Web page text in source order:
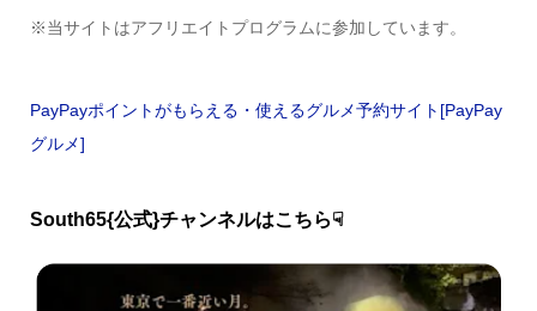
※当サイトはアフリエイトプログラムに参加しています。
PayPayポイントがもらえる・使えるグルメ予約サイト[PayPay
グルメ]
South65{公式}チャンネルはこちら☟